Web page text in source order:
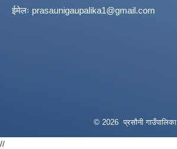
ईमेलः prasaunigaupalika1@gmail.com
© 2026 प्रसौनी गाउँपालिका
//